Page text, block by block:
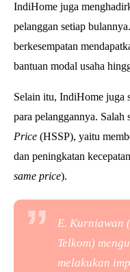
IndiHome juga
pelanggan setiap
berkesempatan
bantuan modal usaha
Selain itu, IndiHome juga
para pelanggannya. Salah
Price (HSSP), yaitu
dan peningkatan
same price).
E. Kurniawan (
Telkom)
melakukan